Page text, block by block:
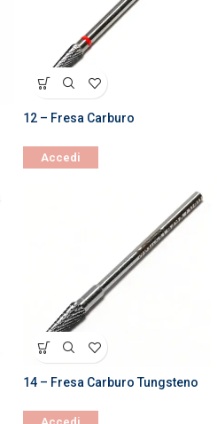
12 – Fresa Carburo
Accedi
14 – Fresa Carburo Tungsteno